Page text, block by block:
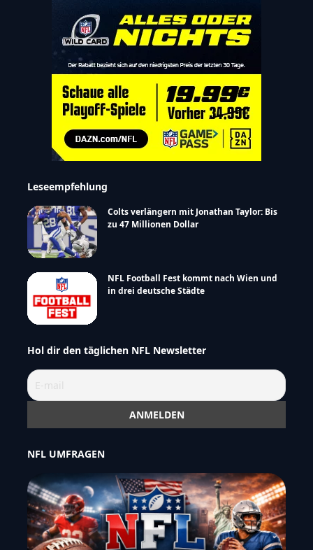
Leseempfehlung
Colts verlängern mit Jonathan Taylor: Bis
zu 47 Millionen Dollar
NFL Football Fest kommt nach Wien und
in drei deutsche Städte
Hol dir den täglichen NFL Newsletter
NFL UMFRAGEN